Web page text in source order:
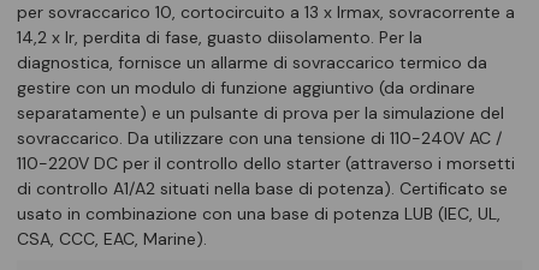
per sovraccarico 10, cortocircuito a 13 x Irmax, sovracorrente a
14,2 x Ir, perdita di fase, guasto diisolamento. Per la
diagnostica, fornisce un allarme di sovraccarico termico da
gestire con un modulo di funzione aggiuntivo (da ordinare
separatamente) e un pulsante di prova per la simulazione del
sovraccarico. Da utilizzare con una tensione di 110-240V AC /
110-220V DC per il controllo dello starter (attraverso i morsetti
di controllo A1/A2 situati nella base di potenza). Certificato se
usato in combinazione con una base di potenza LUB (IEC, UL,
CSA, CCC, EAC, Marine).